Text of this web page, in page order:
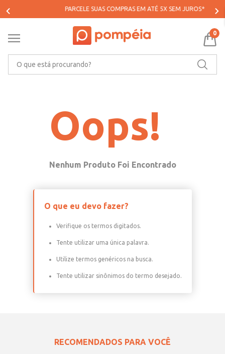
PARCELE SUAS COMPRAS EM ATÉ 5X SEM JUROS*
0
Oops!
O que eu devo fazer?
Verifique os termos digitados.
Tente utilizar uma única palavra.
Utilize termos genéricos na busca.
Tente utilizar sinônimos do termo desejado.
RECOMENDADOS PARA VOCÊ